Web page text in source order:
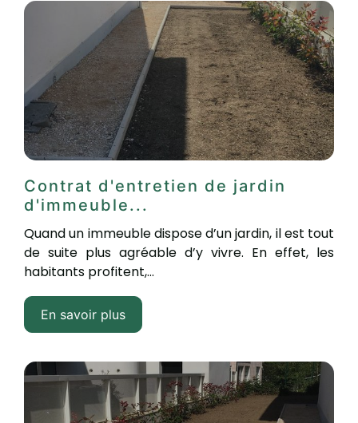
Contrat d'entretien de jardin
d'immeuble...
Quand un immeuble dispose d’un jardin, il est tout
de suite plus agréable d’y vivre. En effet, les
habitants profitent,...
En savoir plus